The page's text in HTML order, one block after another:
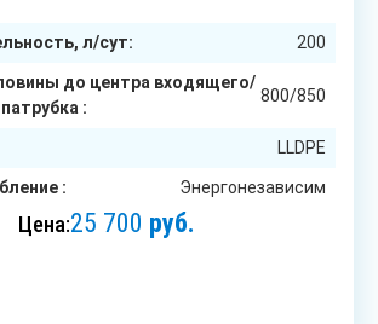
л/сут: 200
до центра входящего/
:
800/850
LLDPE
: Энергонезависим
Цена:25 700 руб.